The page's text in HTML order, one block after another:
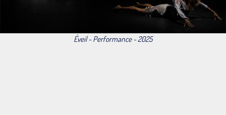
Éveil - Performance - 2025